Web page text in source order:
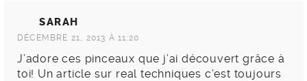
SARAH
DÉCEMBRE 21, 2013 À 11:20
J’adore ces pinceaux que j’ai découvert grâce à
toi! Un article sur real techniques c’est toujours